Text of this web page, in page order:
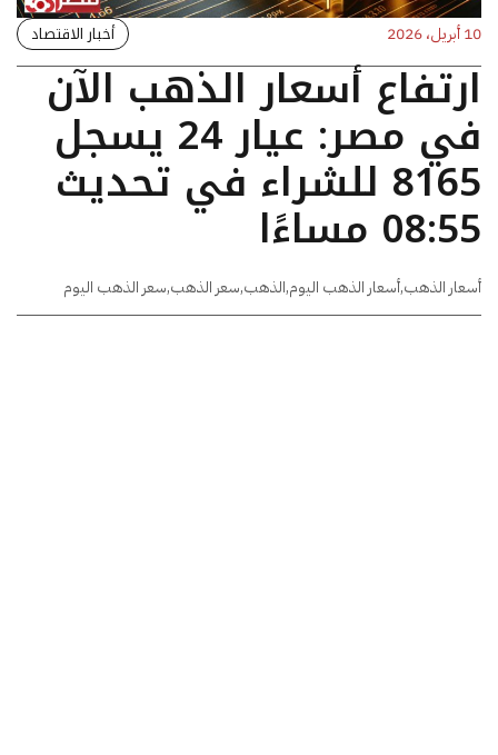
10 أبريل، 2026 أخبار الاقتصاد
ارتفاع أسعار الذهب الآن
في مصر: عيار 24 يسجل
8165 للشراء في تحديث
08:55 مساءًا
أسعار الذهب,أسعار الذهب اليوم,الذهب,سعر الذهب,سعر الذهب اليوم